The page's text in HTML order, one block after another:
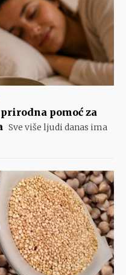
pomoć za
Sve više ljudi danas ima